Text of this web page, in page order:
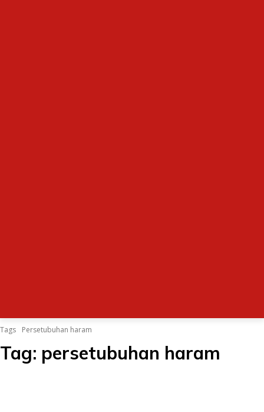
Tags Persetubuhan haram
Tag: persetubuhan haram